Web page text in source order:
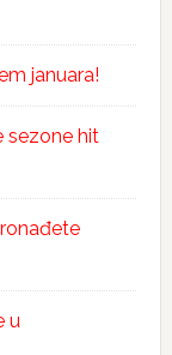
januara!
sezone hit
u